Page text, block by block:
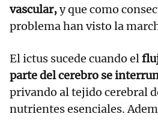
vascular,y que como
problema han visto la
El ictus sucede cuando el
parte del cerebro se
privando al tejido cerebral
nutrientes esenciales.